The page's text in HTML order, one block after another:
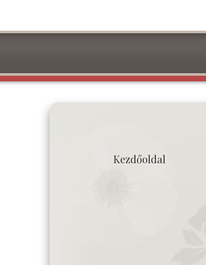
Kezdőoldal